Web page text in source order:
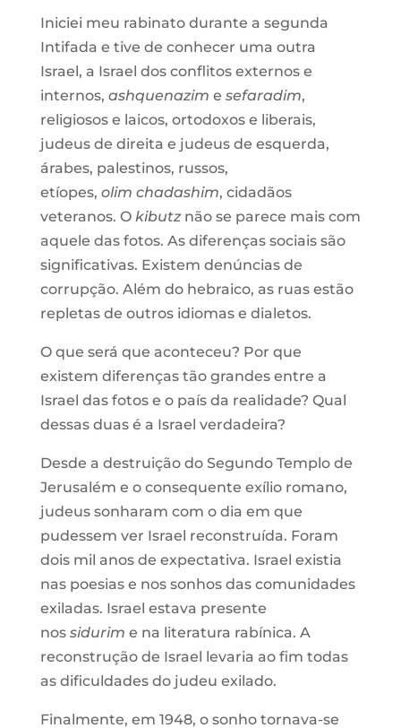
Iniciei meu rabinato durante a segunda
Intifada e tive de conhecer uma outra
Israel, a Israel dos conflitos externos e
internos, ashquenazim e sefaradim,
religiosos e laicos, ortodoxos e liberais,
judeus de direita e judeus de esquerda,
árabes, palestinos, russos,
etíopes, olim chadashim, cidadãos
veteranos. O kibutznão se parece mais com
aquele das fotos. As diferenças sociais são
significativas. Existem denúncias de
corrupção. Além do hebraico, as ruas estão
repletas de outros idiomas e dialetos.
O que será que aconteceu? Por que
existem diferenças tão grandes entre a
Israel das fotos e o país da realidade? Qual
dessas duas é a Israel verdadeira?
Desde a destruição do Segundo Templo de
Jerusalém e o consequente exílio romano,
judeus sonharam com o dia em que
pudessem ver Israel reconstruída. Foram
dois mil anos de expectativa. Israel existia
nas poesias e nos sonhos das comunidades
exiladas. Israel estava presente
nos sidurim e na literatura rabínica. A
reconstrução de Israel levaria ao fim todas
as dificuldades do judeu exilado.
Finalmente, em 1948, o sonho tornava-se